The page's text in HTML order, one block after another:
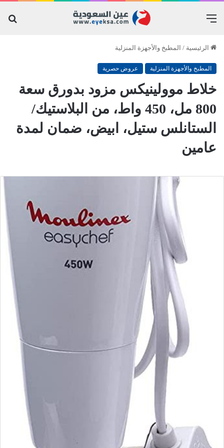
القائمة
الرئيسية / المطبخ والأجهزة المنزلية
المطبخ والأجهزة المنزلية عروض حصرية
خلاط موولينيكس مزود بدورق سعة
800 مل، 450 واط، من البلاستيك/
الستانلس ستيل، ابيض، ضمان لمدة
عامين